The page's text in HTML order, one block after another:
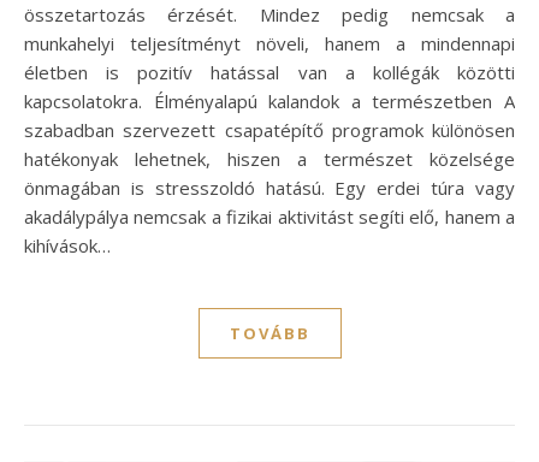
összetartozás érzését. Mindez pedig nemcsak a
munkahelyi teljesítményt növeli, hanem a mindennapi
életben is pozitív hatással van a kollégák közötti
kapcsolatokra. Élményalapú kalandok a természetben A
szabadban szervezett csapatépítő programok különösen
hatékonyak lehetnek, hiszen a természet közelsége
önmagában is stresszoldó hatású. Egy erdei túra vagy
akadálypálya nemcsak a fizikai aktivitást segíti elő, hanem a
kihívások…
TOVÁBB